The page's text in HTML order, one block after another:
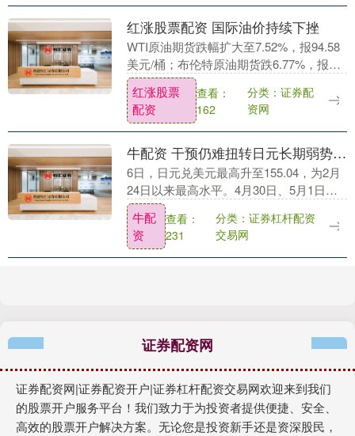
红涨股票配资 国际油价持续下挫
WTI原油期货跌幅扩大至7.52%，报94.58
美元/桶；布伦特原油期货跌6.77%，报
102.43美元/桶。 举报 第一财经广告合
作，请点击这里此内容为第一财....
红涨股票
配资
查看：
162
分类：证券配
资网
牛配资 干预仍难扭转日元长期弱势？策略师详解日元走势逻辑
6日，日元兑美元最高升至155.04，为2月
24日以来最高水平。4月30日、5月1日和5
月4日，日本连续三个交易日干预外汇市
场。日方官员则援引国际货币基金组织
（....
牛配
资
查看：
231
分类：证券杠杆配资
交易网
证券配资网
证券配资网|证券配资开户|证券杠杆配资交易网欢迎来到我们
的股票开户服务平台！我们致力于为投资者提供便捷、安全、
高效的股票开户解决方案。无论您是投资新手还是资深股民，